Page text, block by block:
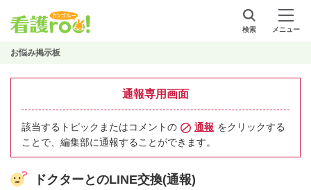
検索 メニュー
お悩み掲示板
通報専用画面
該当するトピックまたはコメントの 通報 をクリックする
ことで、編集部に通報することができます。
ドクターとのLINE交換(通報)